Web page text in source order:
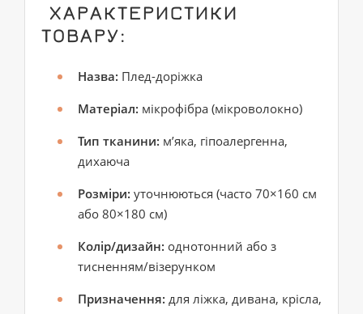
ХАРАКТЕРИСТИКИ
ТОВАРУ:
Назва: Плед-доріжка
Матеріал: мікрофібра (мікроволокно)
Тип тканини: м’яка, гіпоалергенна,
дихаюча
Розміри: уточнюються (часто 70×160 см
або 80×180 см)
Колір/дизайн: однотонний або з
тисненням/візерунком
Призначення: для ліжка, дивана, крісла,